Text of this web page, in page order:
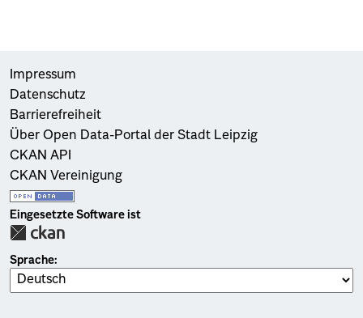
Impressum
Datenschutz
Barrierefreiheit
Über Open Data-Portal der Stadt Leipzig
CKAN API
CKAN Vereinigung
Eingesetzte Software ist
Sprache